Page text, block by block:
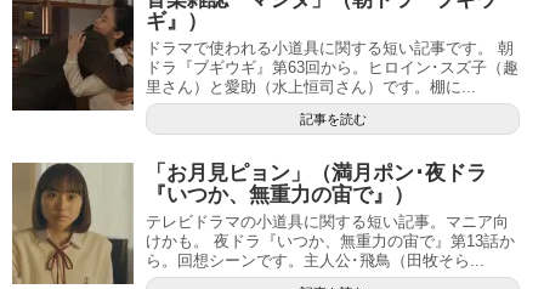
ギ』）
ドラマで使われる小道具に関する短い記事です。 朝
ドラ『ブギウギ』第63回から。ヒロイン･スズ子（趣
里さん）と愛助（水上恒司さん）です。棚に...
記事を読む
「お月見ピョン」（満月ポン･夜ドラ
『いつか、無重力の宙で』）
テレビドラマの小道具に関する短い記事。マニア向
けかも。 夜ドラ『いつか、無重力の宙で』第13話か
ら。回想シーンです。主人公･飛鳥（田牧そら...